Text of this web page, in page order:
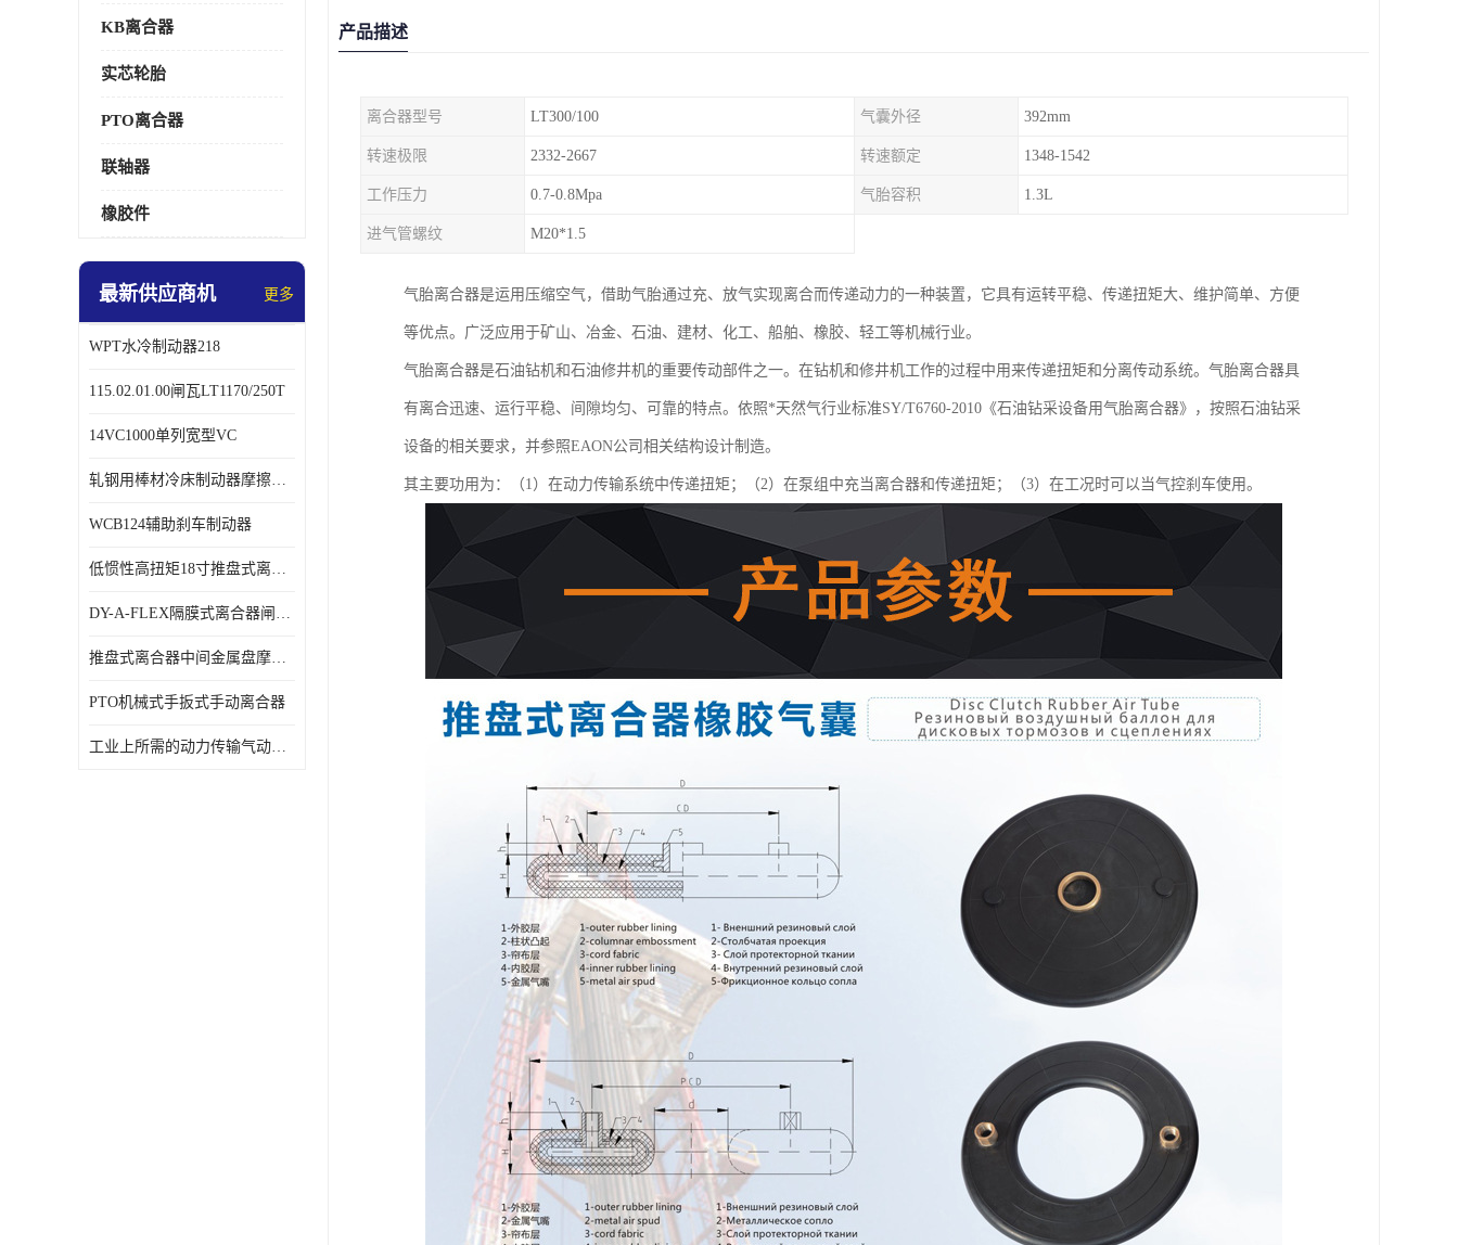
KB离合器
实芯轮胎
PTO离合器
联轴器
橡胶件
最新供应商机 更多
WPT水冷制动器218
115.02.01.00闸瓦LT1170/250T
14VC1000单列宽型VC
轧钢用棒材冷床制动器摩擦片218
WCB124辅助刹车制动器
低惯性高扭矩18寸推盘式离合器中心盘齿盘W18-11-101
DY-A-FLEX隔膜式离合器闸瓦总成7015125A
推盘式离合器中间金属盘摩擦盘18寸
PTO机械式手扳式手动离合器
工业上所需的动力传输气动离合器WCB424
产品描述
离合器型号 LT300/100 气囊外径 392mm
转速极限 2332-2667 转速额定 1348-1542
工作压力 0.7-0.8Mpa 气胎容积 1.3L
进气管螺纹 M20*1.5
气胎离合器是运用压缩空气，借助气胎通过充、放气实现离合而传递动力的一种装置，它具有运转平稳、传递扭矩大、维护简单、方便
等优点。广泛应用于矿山、冶金、石油、建材、化工、船舶、橡胶、轻工等机械行业。
气胎离合器是石油钻机和石油修井机的重要传动部件之一。在钻机和修井机工作的过程中用来传递扭矩和分离传动系统。气胎离合器具
有离合迅速、运行平稳、间隙均匀、可靠的特点。依照*天然气行业标准SY/T6760-2010《石油钻采设备用气胎离合器》，按照石油钻采
设备的相关要求，并参照EAON公司相关结构设计制造。
其主要功用为：（1）在动力传输系统中传递扭矩；（2）在泵组中充当离合器和传递扭矩；（3）在工况时可以当气控刹车使用。